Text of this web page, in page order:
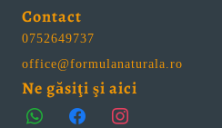
Contact
0752649737
office@formulanaturala.ro
Ne găsiţi şi aici
whatsappfacebookinstagram